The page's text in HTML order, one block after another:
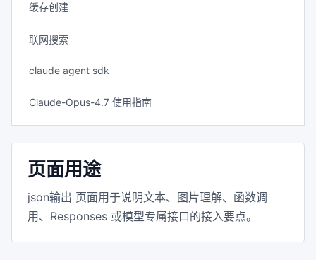
缓存创建
联网搜索
claude agent sdk
Claude-Opus-4.7 使用指南
页面用途
json输出 页面用于说明文本、图片理解、函数调
用、Responses 或模型专属接口的接入要点。